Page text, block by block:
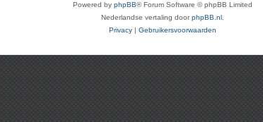
Powered by phpBB® Forum Software © phpBB Limited
Nederlandse vertaling doorphpBB.nl.
Privacy | Gebruikersvoorwaarden